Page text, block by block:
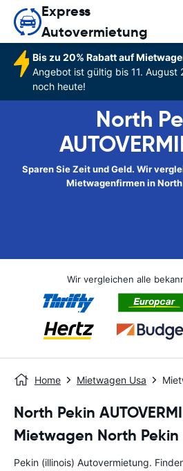
Express
Autovermietung
Bis zu 20% Rabatt auf
Angebot ist gültig bis 11. August
noch heute!
North
Sparen Sie Zeit und Geld. Wir
Mietwagenfirmen in
Wir vergleichen alle
Home Mietwagen Usa
North Pekin
Mietwagen North Pekin
Pekin (illinois) Autovermietung.